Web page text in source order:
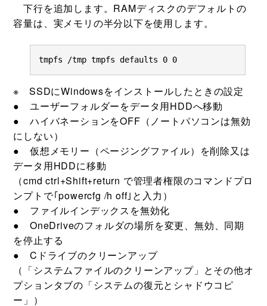
下行を追加します。RAMディスクのデフォルトの
容量は、実メモリの半分以下を使用します。
tmpfs /tmp tmpfs defaults 0 0
※ SSDにWindowsをインストールしたときの設定
● ユーザーフォルダーをデータ用HDDへ移動
● ハイバネーションをOFF（ノートパソコンは無効
にしない）
● 仮想メモリー（ページングファイル）を削除又は
データ用HDDに移動
（cmd ctrl+Shift+return で管理者権限のコマンドプロ
ンプトで｢powercfg /h off｣と入力）
● ファイルインデックスを無効化
● OneDriveのフォルダの場所を変更、無効、同期
を停止する
● Cドライブのクリーンアップ
（「システムファイルのクリーンアップ」とその他オ
プションタブの「システムの復元とシャドウコピ
ー」）